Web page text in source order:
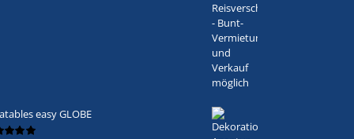
easy GLOBE